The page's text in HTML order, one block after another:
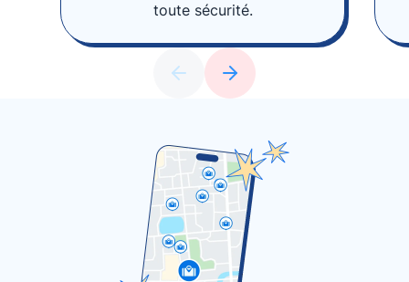
toute sécurité.